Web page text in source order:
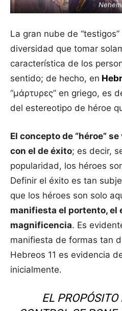
La gran nube de
diversidad que tomar
característica de los
sentido; de hecho, en
“μάρτυρες” en griego, es
del estereotipo de héroe
El concepto de “héroe”
con el de éxito; es decir,
popularidad, los héroes
Definir el éxito es tan
que los héroes son solo
manifiesta el portento, el
magnificencia. Es
manifiesta de formas tan
Hebreos 11 es evidencia
inicialmente.
EL PROPÓSITO